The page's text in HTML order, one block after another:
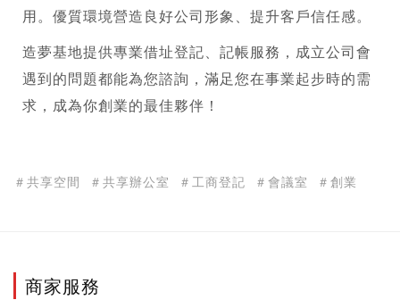
用。優質環境營造良好公司形象、提升客戶信任感。
造夢基地提供專業借址登記 、記帳服務，成立公司會
遇到的問題都能為您諮詢，滿足您在事業起步時的需
求，成為你創業的最佳夥伴！
＃共享空間 ＃共享辦公室 ＃工商登記 ＃會議室 ＃創業
商家服務